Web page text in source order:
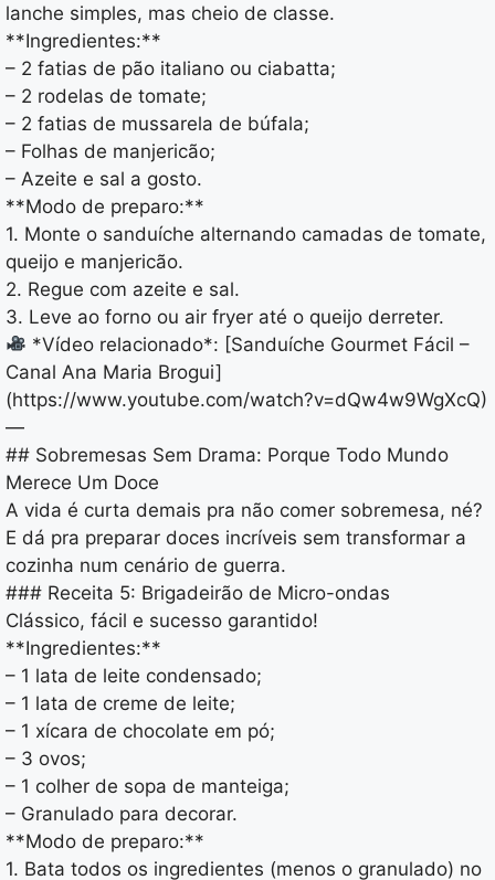
lanche simples, mas cheio de classe.
**Ingredientes:**
– 2 fatias de pão italiano ou ciabatta;
– 2 rodelas de tomate;
– 2 fatias de mussarela de búfala;
– Folhas de manjericão;
– Azeite e sal a gosto.
**Modo de preparo:**
1. Monte o sanduíche alternando camadas de tomate,
queijo e manjericão.
2. Regue com azeite e sal.
3. Leve ao forno ou air fryer até o queijo derreter.
*Vídeo relacionado*: [Sanduíche Gourmet Fácil –
Canal Ana Maria Brogui]
(https://www.youtube.com/watch?v=dQw4w9WgXcQ)
—
## Sobremesas Sem Drama: Porque Todo Mundo
Merece Um Doce
A vida é curta demais pra não comer sobremesa, né?
E dá pra preparar doces incríveis sem transformar a
cozinha num cenário de guerra.
### Receita 5: Brigadeirão de Micro-ondas
Clássico, fácil e sucesso garantido!
**Ingredientes:**
– 1 lata de leite condensado;
– 1 lata de creme de leite;
– 1 xícara de chocolate em pó;
– 3 ovos;
– 1 colher de sopa de manteiga;
– Granulado para decorar.
**Modo de preparo:**
1. Bata todos os ingredientes (menos o granulado) no